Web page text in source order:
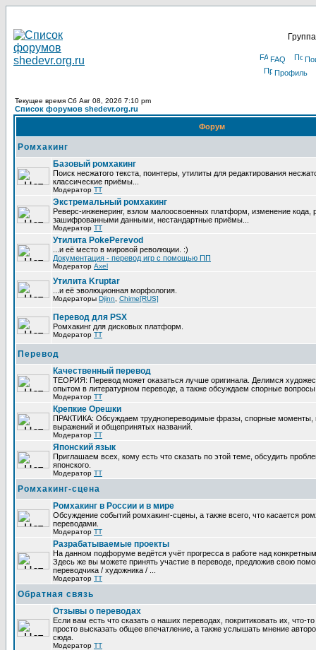
FAQ
Профиль
Текущее время Сб Авг 08, 2026 7:10 pm
Список форумов shedevr.org.ru
Форум
Ромхакинг
Базовый ромхакинг
Поиск несжатого текста, поинтеры, утилиты для редактирования
классические приёмы...
Модератор TT
Экстремальный ромхакинг
Реверс-инженеринг, взлом малоосвоенных платформ, изменение кода,
зашифрованными данными, нестандартные приёмы...
Модератор TT
Утилита PokePerevod
...и её место в мировой революции. :)
Документация - перевод игр с помощью ПП
Модератор Axel
Утилита Kruptar
...и её эволюционная морфология.
Модераторы Djinn Chime[RUS]
Перевод для PSX
Ромхакинг для дисковых платформ.
Модератор TT
Перевод
Качественный перевод
ТЕОРИЯ: Перевод может оказаться лучше оригинала. Делимся
опытом в литературном переводе, а также обсуждаем спорные вопросы
Модератор TT
Крепкие Орешки
ПРАКТИКА: Обсуждаем труднопереводимые фразы, спорные моменты,
выражений и общепринятых названий.
Модератор TT
Японский язык
Приглашаем всех, кому есть что сказать по этой теме, обсудить
японского.
Модератор TT
Ромхакинг-сцена
Ромхакинг в России и в мире
Обсуждение событий ромхакинг-сцены, а также всего, что касается
переводами.
Модератор TT
Разрабатываемые проекты
На данном подфоруме ведётся учёт прогресса в работе над
Здесь же вы можете принять участие в переводе, предложив свою
переводчика / художника / ...
Модератор TT
Обратная связь
Отзывы о переводах
Если вам есть что сказать о наших переводах, покритиковать их, что-
просто высказать общее впечатление, а также услышать мнение
сюда.
Модератор TT